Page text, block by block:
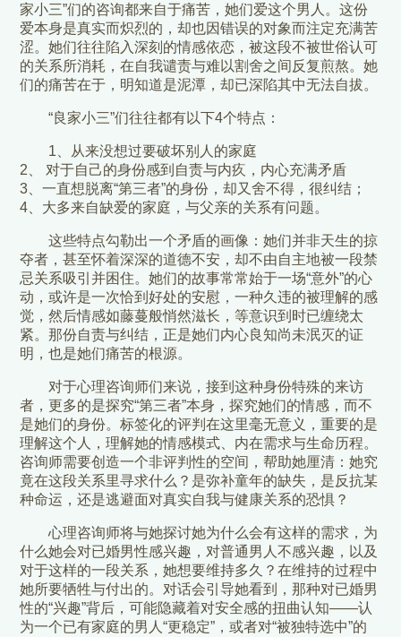
家小三”们的咨询都来自于痛苦，她们爱这个男人。这份
爱本身是真实而炽烈的，却也因错误的对象而注定充满苦
涩。她们往往陷入深刻的情感依恋，被这段不被世俗认可
的关系所消耗，在自我谴责与难以割舍之间反复煎熬。她
们的痛苦在于，明知道是泥潭，却已深陷其中无法自拔。
“良家小三”们往往都有以下4个特点：
1、从来没想过要破坏别人的家庭
2、 对于自己的身份感到自责与内疚，内心充满矛盾
3、一直想脱离“第三者”的身份，却又舍不得，很纠结；
4、大多来自缺爱的家庭，与父亲的关系有问题。
这些特点勾勒出一个矛盾的画像：她们并非天生的掠
夺者，甚至怀着深深的道德不安，却不由自主地被一段禁
忌关系吸引并困住。她们的故事常常始于一场“意外”的心
动，或许是一次恰到好处的安慰，一种久违的被理解的感
觉，然后情感如藤蔓般悄然滋长，等意识到时已缠绕太
紧。那份自责与纠结，正是她们内心良知尚未泯灭的证
明，也是她们痛苦的根源。
对于心理咨询师们来说，接到这种身份特殊的来访
者，更多的是探究“第三者”本身，探究她们的情感，而不
是她们的身份。标签化的评判在这里毫无意义，重要的是
理解这个人，理解她的情感模式、内在需求与生命历程。
咨询师需要创造一个非评判性的空间，帮助她厘清：她究
竟在这段关系里寻求什么？是弥补童年的缺失，是反抗某
种命运，还是逃避面对真实自我与健康关系的恐惧？
心理咨询师将与她探讨她为什么会有这样的需求，为
什么她会对已婚男性感兴趣，对普通男人不感兴趣，以及
对于这样的一段关系，她想要维持多久？在维持的过程中
她所要牺牲与付出的。对话会引导她看到，那种对已婚男
性的“兴趣”背后，可能隐藏着对安全感的扭曲认知——认
为一个已有家庭的男人“更稳定”，或者对“被独特选中”的